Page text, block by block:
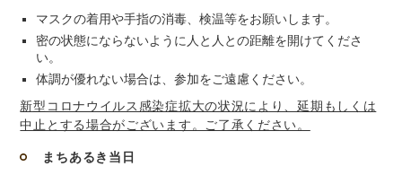
マスクの着用や手指の消毒、検温等をお願いします。
密の状態にならないように人と人との距離を開けてくださ
い。
体調が優れない場合は、参加をご遠慮ください。
新型コロナウイルス感染症拡大の状況により、延期もしくは
中止とする場合がございます。ご了承ください。
まちあるき当日